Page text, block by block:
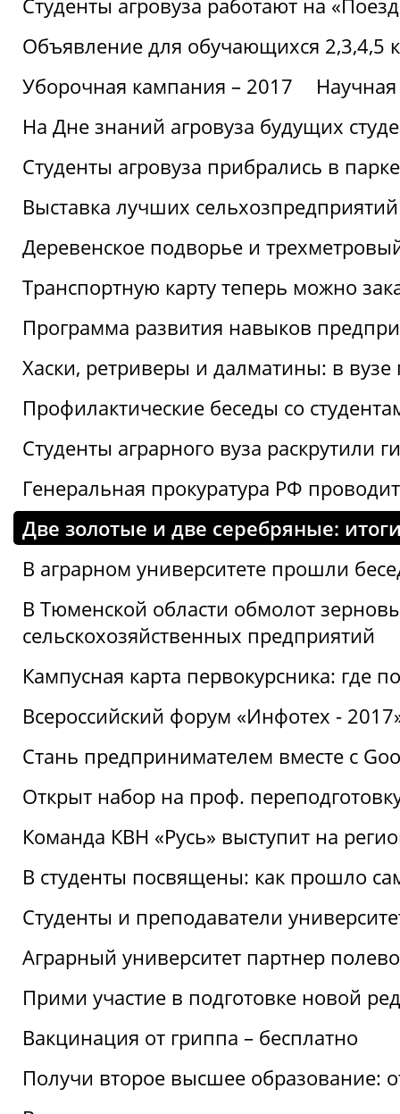
Студенты агровуза работают на
Объявление для обучающихся 2,3,4,5
Уборочная кампания – 2017
На Дне знаний агровуза будущих
Студенты агровуза прибрались в
Выставка лучших
Деревенское подворье и
Транспортную карту теперь можно
Программа развития навыков
Хаски, ретриверы и далматины: в вузе
Профилактические беседы со
Студенты аграрного вуза раскрутили
Генеральная прокуратура РФ
Две золотые и две серебряные:
В аграрном университете прошли
В Тюменской области обмолот
сельскохозяйственных предприятий
Кампусная карта первокурсника: где
Всероссийский форум «Инфотех -
Стань предпринимателем вместе с
Открыт набор на проф.
Команда КВН «Русь» выступит на
В студенты посвящены: как прошло
Студенты и преподаватели
Аграрный университет партнер
Прими участие в подготовке новой
Вакцинация от гриппа – бесплатно
Получи второе высшее образование: